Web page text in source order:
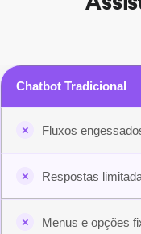
Chatbot Tradicional
Fluxos
Respostas
Menus e opções